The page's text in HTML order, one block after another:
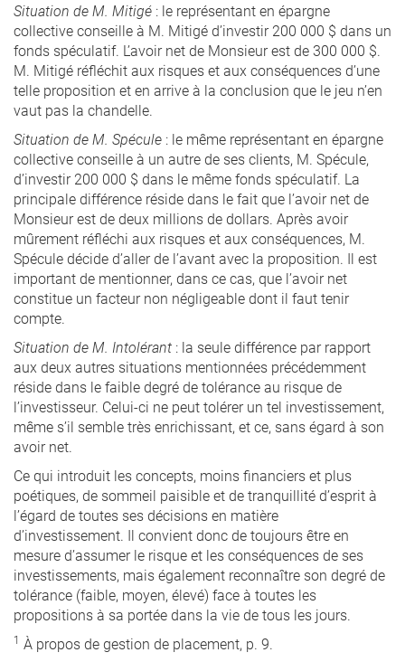
Situation de M. Mitigé : le représentant en épargne
collective conseille à M. Mitigé d’investir 200 000 $ dans un
fonds spéculatif. L’avoir net de Monsieur est de 300 000 $.
M. Mitigé réfléchit aux risques et aux conséquences d’une
telle proposition et en arrive à la conclusion que le jeu n’en
vaut pas la chandelle.
Situation de M. Spécule : le même représentant en épargne
collective conseille à un autre de ses clients, M. Spécule,
d’investir 200 000 $ dans le même fonds spéculatif. La
principale différence réside dans le fait que l’avoir net de
Monsieur est de deux millions de dollars. Après avoir
mûrement réfléchi aux risques et aux conséquences, M.
Spécule décide d’aller de l’avant avec la proposition. Il est
important de mentionner, dans ce cas, que l’avoir net
constitue un facteur non négligeable dont il faut tenir
compte.
Situation de M. Intolérant : la seule différence par rapport
aux deux autres situations mentionnées précédemment
réside dans le faible degré de tolérance au risque de
l’investisseur. Celui-ci ne peut tolérer un tel investissement,
même s’il semble très enrichissant, et ce, sans égard à son
avoir net.
Ce qui introduit les concepts, moins financiers et plus
poétiques, de sommeil paisible et de tranquillité d’esprit à
l’égard de toutes ses décisions en matière
d’investissement. Il convient donc de toujours être en
mesure d’assumer le risque et les conséquences de ses
investissements, mais également reconnaître son degré de
tolérance (faible, moyen, élevé) face à toutes les
propositions à sa portée dans la vie de tous les jours.
1 À propos de gestion de placement, p. 9.